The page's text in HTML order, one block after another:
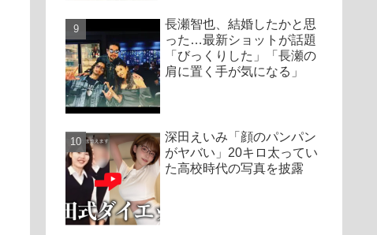
長瀬智也、結婚したかと思
った…最新ショットが話題
「びっくりした」「長瀬の
肩に置く手が気になる」
深田えいみ「顔のパンパン
がヤバい」20キロ太ってい
た高校時代の写真を披露